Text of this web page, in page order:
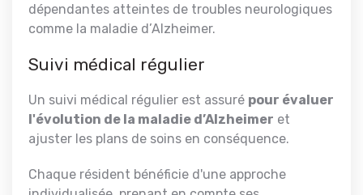
dépendantes atteintes de troubles neurologiques
comme la maladie d’Alzheimer.
Suivi médical régulier
Un suivi médical régulier est assuré pour évaluer
l'évolution de la maladie d’Alzheimer et
ajuster les plans de soins en conséquence.
Chaque résident bénéficie d'une approche